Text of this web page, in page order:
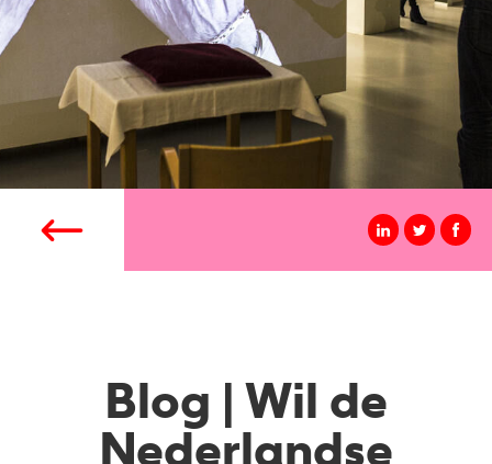
Blog | Wil de
Nederlandse